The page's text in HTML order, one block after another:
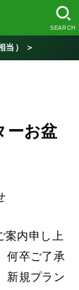
SEARCH
当） ＞
ーお盆
案内申し上
何卒ご了承
新規プラン